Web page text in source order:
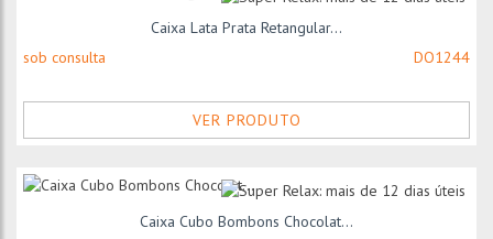
Caixa Lata Prata Retangular...
sob consulta
DO1244
VER PRODUTO
Caixa Cubo Bombons Chocolat...